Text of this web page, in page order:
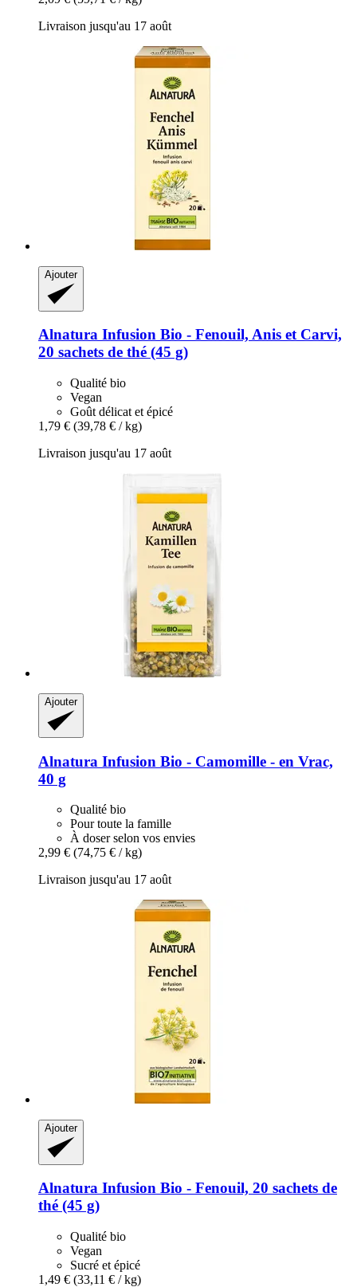
Livraison jusqu'au 17 août
Ajouter
Alnatura Infusion Bio -​ Fenouil, Anis et Carvi,
20 sachets de thé (45 g)
Qualité bio
Vegan
Goût délicat et épicé
1,79 € (39,78 € / kg)
Livraison jusqu'au 17 août
Ajouter
Alnatura Infusion Bio -​ Camomille -​ en Vrac,
40 g
Qualité bio
Pour toute la famille
À doser selon vos envies
2,99 € (74,75 € / kg)
Livraison jusqu'au 17 août
Ajouter
Alnatura Infusion Bio -​ Fenouil, 20 sachets de
thé (45 g)
Qualité bio
Vegan
Sucré et épicé
1,49 € (33,11 € / kg)